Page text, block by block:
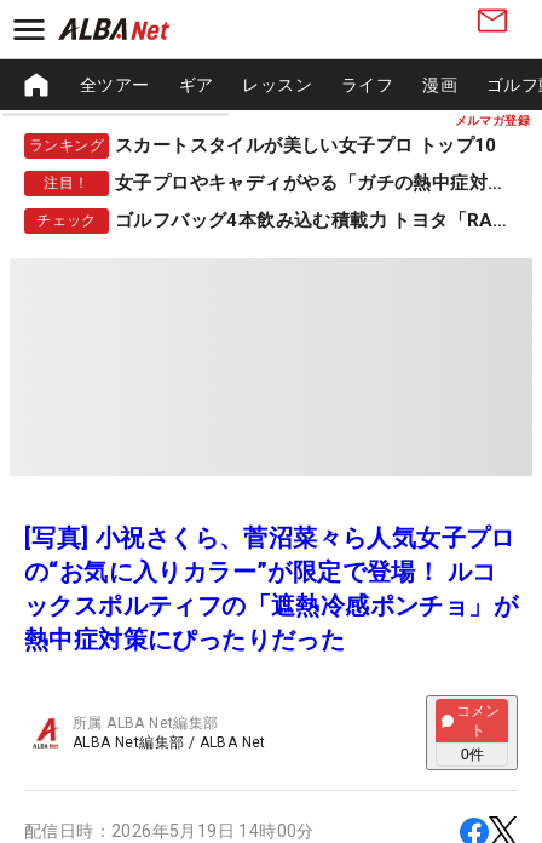
メルマガ登録
全ツアー ギア レッスン ライフ 漫画 ゴル
ランキング スカートスタイルが美しい女子プロ トップ10
注目！ 女子プロやキャディがやる「ガチの熱中症対策」
チェック ゴルフバッグ4本飲み込む積載力 トヨタ「RAV4」
[写真] 小祝さくら、菅沼菜々ら人気女子プロ
の“お気に入りカラー”が限定で登場！ ルコ
ックスポルティフの「遮熱冷感ポンチョ」が
熱中症対策にぴったりだった
所属ALBA Net編集部
ALBA Net編集部 / ALBA Net
コメン
ト
0件
配信日時： 2026年5月19日 14時00分